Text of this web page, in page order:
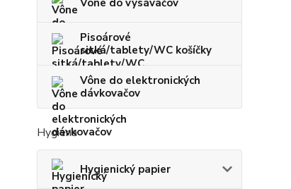
Vône do vysávačov
Pisoárové
sitká/tablety/WC košíčky
Vône do elektronických
dávkovačov
Hygiena
Hygienický papier